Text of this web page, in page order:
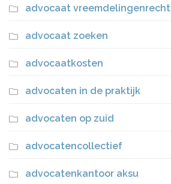
advocaat vreemdelingenrecht
advocaat zoeken
advocaatkosten
advocaten in de praktijk
advocaten op zuid
advocatencollectief
advocatenkantoor aksu